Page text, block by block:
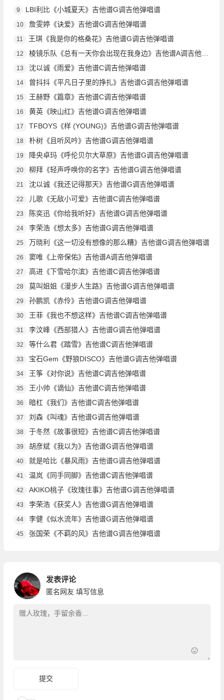
9 LBI利比《小城夏天》吉他谱G调吉他弹唱谱
10 詹雯婷《诀爱》吉他谱G调吉他弹唱谱
11 王琪《我是你的格桑花》吉他谱G调吉他弹唱谱
12 棱镜乐队《总有一天你会出现在我身边》吉他谱A调吉他弹唱谱
13 沈以诚《雨爱》吉他谱C调吉他弹唱谱
14 曾抖抖《平凡日子里的挣扎》吉他谱G调吉他弹唱谱
15 王赫野《篇章》吉他谱C调吉他弹唱谱
16 黄英《映山红》吉他谱G调吉他弹唱谱
17 TFBOYS《样 (YOUNG)》吉他谱G调吉他弹唱谱
18 朴树《且听风吟》吉他谱G调吉他弹唱谱
19 降央卓玛《呼伦贝尔大草原》吉他谱G调吉他弹唱谱
20 柳拜《轻声呼唤你的名字》吉他谱G调吉他弹唱谱
21 沈以诚《我还记得那天》吉他谱G调吉他弹唱谱
22 儿歌《无敌小可爱》吉他谱C调吉他弹唱谱
23 陈奕迅《你给我听好》吉他谱G调吉他弹唱谱
24 李荣浩《想太多》吉他谱G调吉他弹唱谱
25 万晓利《这一切没有想像的那么糟》吉他谱G调吉他弹唱谱
26 窦唯《上帝保佑》吉他谱A调吉他弹唱谱
27 高进《下雪哈尔滨》吉他谱C调吉他弹唱谱
28 莫叫姐姐《漫步人生路》吉他谱G调吉他弹唱谱
29 孙鹏凯《赤伶》吉他谱G调吉他弹唱谱
30 王菲《我也不想这样》吉他谱C调吉他弹唱谱
31 李汶峰《西部猎人》吉他谱G调吉他弹唱谱
32 等什么君《踏雪》吉他谱C调吉他弹唱谱
33 宝石Gem《野狼DISCO》吉他谱G调吉他弹唱谱
34 王筝《对你说》吉他谱C调吉他弹唱谱
35 王小帅《谪仙》吉他谱C调吉他弹唱谱
36 暗杠《我们》吉他谱C调吉他弹唱谱
37 刘森《叫魂》吉他谱G调吉他弹唱谱
38 于冬然《故事很短》吉他谱C调吉他弹唱谱
39 胡彦斌《我以为》吉他谱G调吉他弹唱谱
40 就是哈比《暴风雨》吉他谱G调吉他弹唱谱
41 温岚《同手同脚》吉他谱C调吉他弹唱谱
42 AKIKO桃子《玫瑰往事》吉他谱G调吉他弹唱谱
43 李荣浩《获奖人》吉他谱G调吉他弹唱谱
44 李健《似水流年》吉他谱G调吉他弹唱谱
45 张国荣《不羁的风》吉他谱G调吉他弹唱谱
发表评论
匿名网友 填写信息